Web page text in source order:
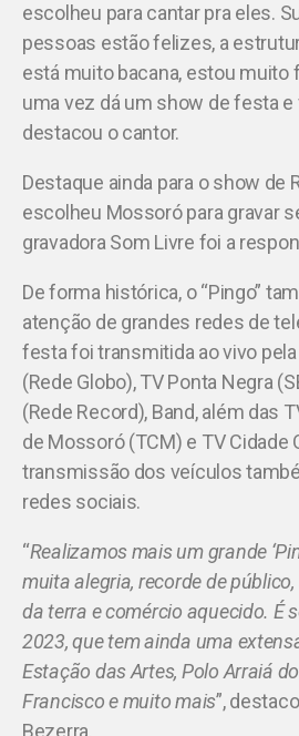
escolheu para cantar pra eles.
pessoas estão felizes, a
está muito bacana, estou muito
uma vez dá um show de festa e
destacou o cantor.
Destaque ainda para o show de
escolheu Mossoró para gravar
gravadora Som Livre foi a
De forma histórica, o “Pingo”
atenção de grandes redes de
festa foi transmitida ao vivo
(Rede Globo), TV Ponta Negra
(Rede Record), Band, além das
de Mossoró (TCM) e TV Cidade
transmissão dos veículos
redes sociais.
“Realizamos mais um grande
muita alegria, recorde de
da terra e comércio aquecido. É
2023, que tem ainda uma
Estação das Artes, Polo Arraiá
Francisco e muito mais”,